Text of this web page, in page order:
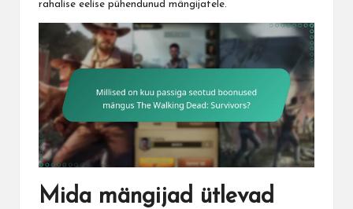
rahalise eelise pühendunud mängijatele.
Mida mängijad ütlevad